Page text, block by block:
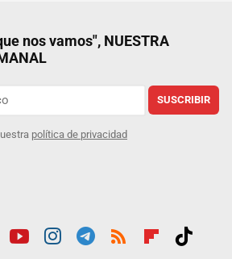
nos vamos", NUESTRA
SUSCRIBIR
política de privacidad